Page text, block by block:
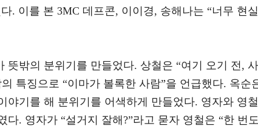
. 이를 본 3MC 데프콘, 이이경, 송해나는 “너무 현실
뜻밖의 분위기를 만들었다. 상철은 “여기 오기 전, 사
특징으로 “이마가 볼록한 사람”을 언급했다. 옥순
야기를 해 분위기를 어색하게 만들었다. 영자와 영철
. 영자가 “설거지 잘해?”라고 묻자 영철은 “한 번도